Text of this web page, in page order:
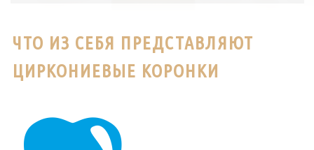
ЧТО ИЗ СЕБЯ ПРЕДСТАВЛЯЮТ
ЦИРКОНИЕВЫЕ КОРОНКИ